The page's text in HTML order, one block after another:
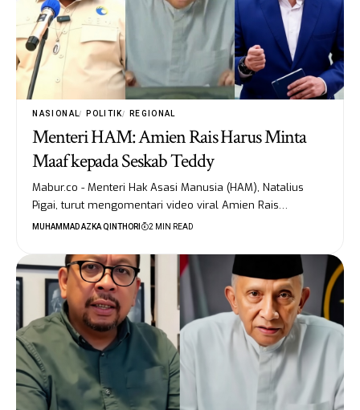
NASIONAL POLITIK REGIONAL
Menteri HAM: Amien Rais Harus Minta
Maaf kepada Seskab Teddy
Mabur.co - Menteri Hak Asasi Manusia (HAM), Natalius
Pigai, turut mengomentari video viral Amien Rais…
MUHAMMAD AZKA QINTHORI 2 MIN READ